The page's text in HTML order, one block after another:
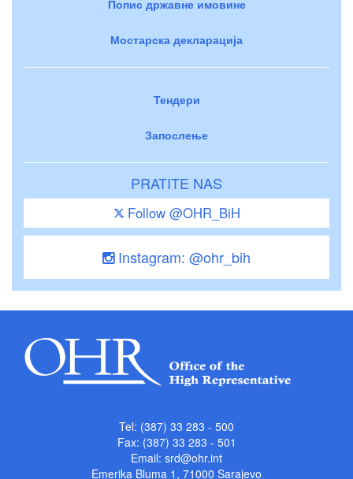
Попис државне имовине
Мостарска декларација
Тендери
Запослење
PRATITE NAS
Follow @OHR_BiH
Instagram: @ohr_bih
Tel: (387) 33 283 - 500
Fax: (387) 33 283 - 501
Email: srd@ohr.int
Emerika Bluma 1, 71000 Sarajevo